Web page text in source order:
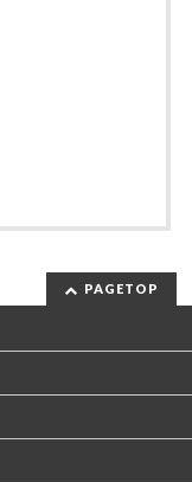
PAGETOP